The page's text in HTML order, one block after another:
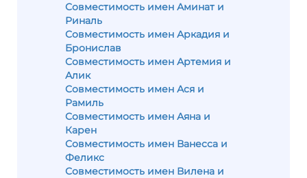
Совместимость имен Аминат и
Риналь
Совместимость имен Аркадия и
Бронислав
Совместимость имен Артемия и
Алик
Совместимость имен Ася и
Рамиль
Совместимость имен Аяна и
Карен
Совместимость имен Ванесса и
Феликс
Совместимость имен Вилена и